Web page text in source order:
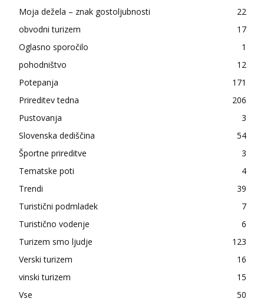
Moja dežela – znak gostoljubnosti
22
obvodni turizem
17
Oglasno sporočilo
1
pohodništvo
12
Potepanja
171
Prireditev tedna
206
Pustovanja
3
Slovenska dediščina
54
Športne prireditve
3
Tematske poti
4
Trendi
39
Turistični podmladek
7
Turistično vodenje
6
Turizem smo ljudje
123
Verski turizem
16
vinski turizem
15
Vse
50